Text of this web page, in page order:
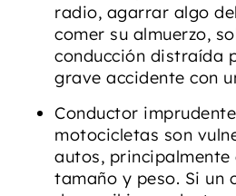
radio, agarrar algo
comer su almuerzo,
conducción distraída
grave accidente con
Conductor
motocicletas son
autos, principalmente
tamaño y peso. Si un